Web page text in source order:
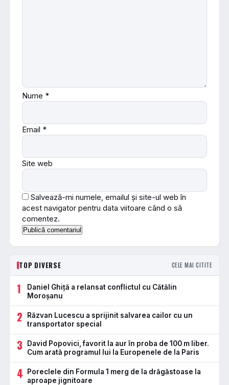
Nume *
Email *
Site web
Salvează-mi numele, emailul și site-ul web în
acest navigator pentru data viitoare când o să
comentez.
TOP DIVERSE CELE MAI CITITE
1
Daniel Ghiță a relansat conflictul cu Cătălin
Moroșanu
2
Răzvan Lucescu a sprijinit salvarea cailor cu un
transportator special
3
David Popovici, favorit la aur în proba de 100 m liber.
Cum arată programul lui la Europenele de la Paris
4
Poreclele din Formula 1 merg de la drăgăstoase la
aproape jignitoare